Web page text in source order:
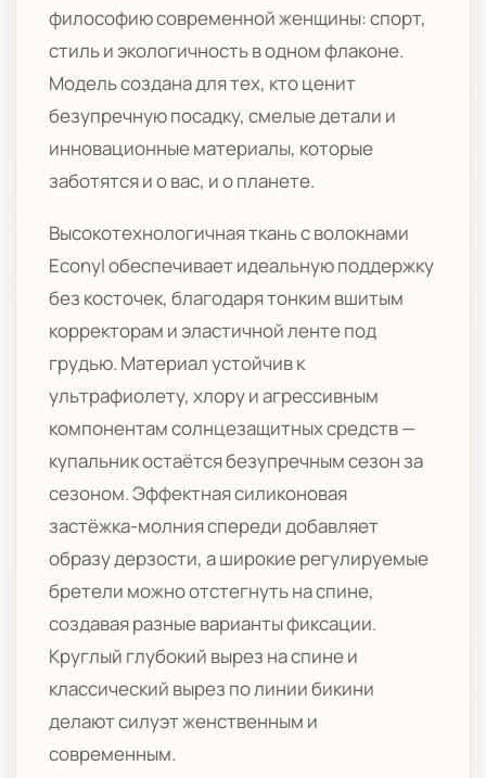
философию современной женщины: спорт,
стиль и экологичность в одном флаконе.
Модель создана для тех, кто ценит
безупречную посадку, смелые детали и
инновационные материалы, которые
заботятся и о вас, и о планете.
Высокотехнологичная ткань с волокнами
Econyl обеспечивает идеальную поддержку
без косточек, благодаря тонким вшитым
корректорам и эластичной ленте под
грудью. Материал устойчив к
ультрафиолету, хлору и агрессивным
компонентам солнцезащитных средств —
купальник остаётся безупречным сезон за
сезоном. Эффектная силиконовая
застёжка-молния спереди добавляет
образу дерзости, а широкие регулируемые
бретели можно отстегнуть на спине,
создавая разные варианты фиксации.
Круглый глубокий вырез на спине и
классический вырез по линии бикини
делают силуэт женственным и
современным.